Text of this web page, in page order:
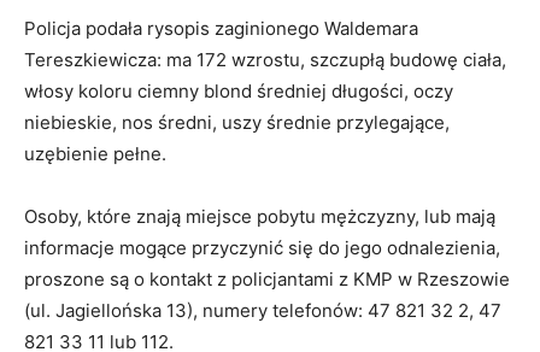
Policja podała rysopis zaginionego Waldemara
Tereszkiewicza: ma 172 wzrostu, szczupłą budowę ciała,
włosy koloru ciemny blond średniej długości, oczy
niebieskie, nos średni, uszy średnie przylegające,
uzębienie pełne.
Osoby, które znają miejsce pobytu mężczyzny, lub mają
informacje mogące przyczynić się do jego odnalezienia,
proszone są o kontakt z policjantami z KMP w Rzeszowie
(ul. Jagiellońska 13), numery telefonów: 47 821 32 2, 47
821 33 11 lub 112.